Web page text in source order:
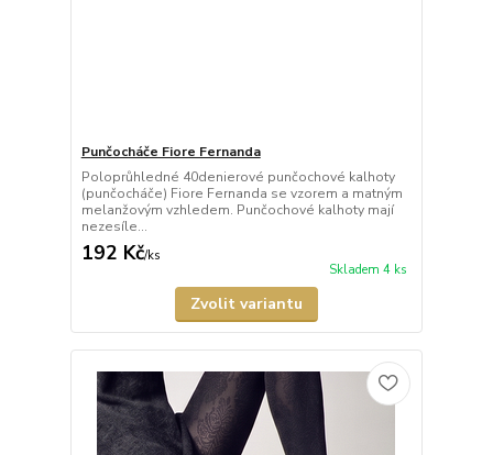
Punčocháče Fiore Fernanda
Poloprůhledné 40denierové punčochové kalhoty
(punčocháče) Fiore Fernanda se vzorem a matným
melanžovým vzhledem. Punčochové kalhoty mají
nezesíle...
192 Kč/ks
Skladem 4 ks
Zvolit variantu